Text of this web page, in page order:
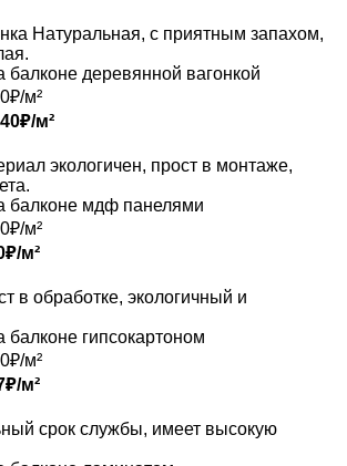
Натуральная, с приятным запахом,
₽/м²
₽/м²
экологичен, прост в монтаже,
₽/м²
₽/м²
в обработке, экологичный и
₽/м²
₽/м²
срок службы, имеет высокую